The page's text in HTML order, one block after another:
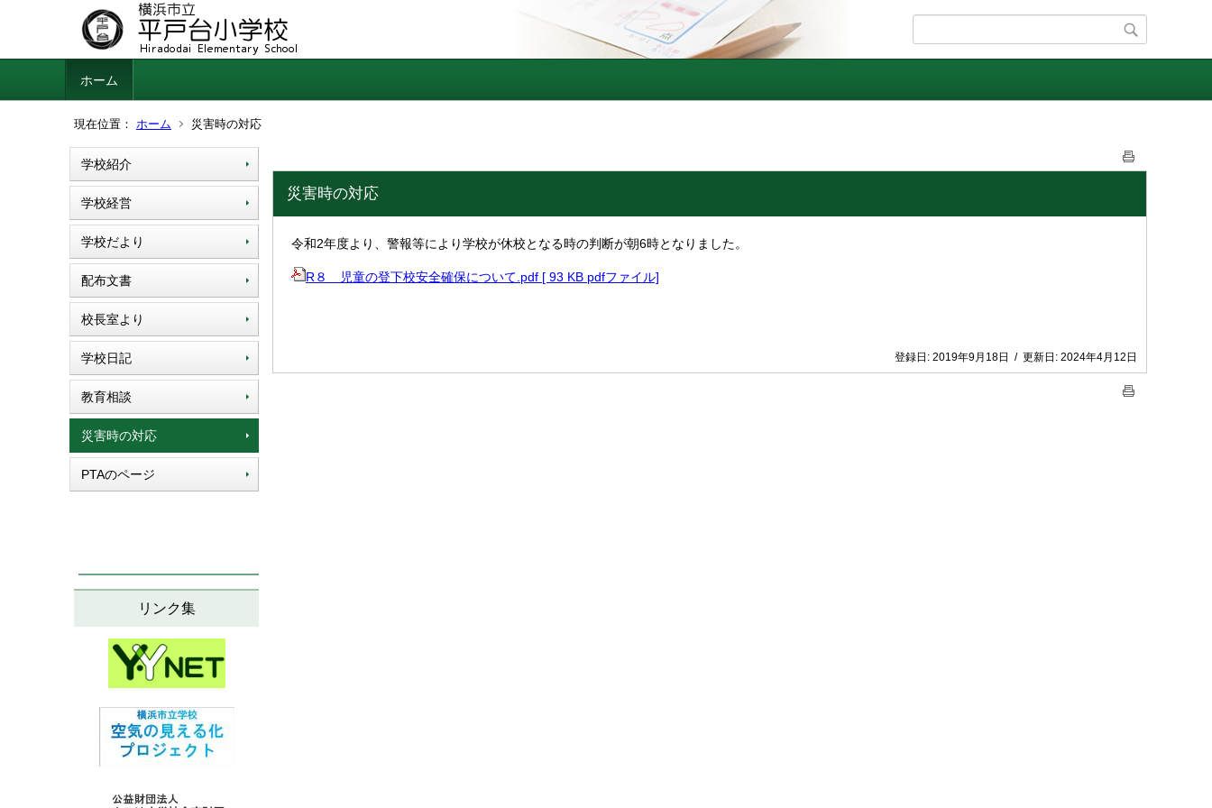
ホーム
現在位置： ホーム 災害時の対応
学校紹介
学校経営
学校だより
配布文書
校長室より
学校日記
教育相談
災害時の対応
PTAのページ
リンク集
災害時の対応
令和2年度より、警報等により学校が休校となる時の判断が朝6時となりました。
R８ 児童の登下校安全確保について.pdf [ 93 KB pdfファイル]
登録日: 2019年9月18日 / 更新日: 2024年4月12日